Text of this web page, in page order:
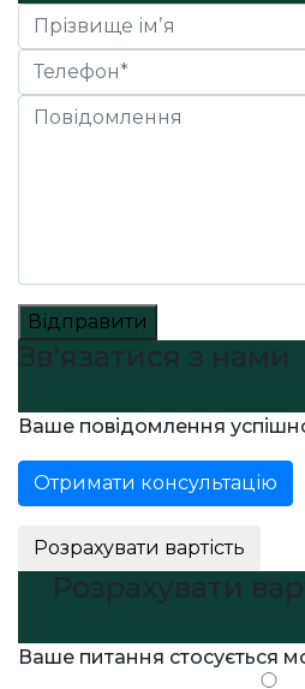
Відправити
Зв'язатися з нами
Ваше повідомлення
Отримати консультацію
Розрахувати вартість
Розрахувати
Ваше питання стосується